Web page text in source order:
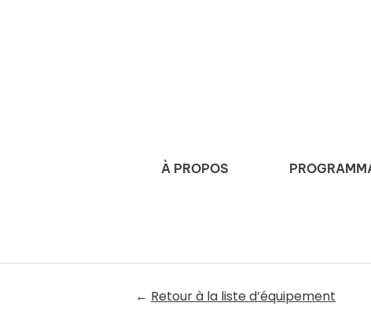
À PROPOS
← Retour à la liste d’équipement